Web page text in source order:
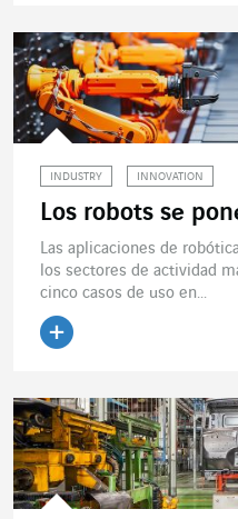
INDUSTRY INNOVATION
Los robots se
Las aplicaciones de
los sectores de actividad
cinco casos de uso en...